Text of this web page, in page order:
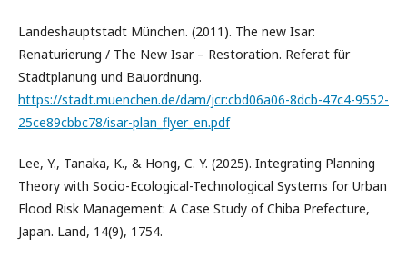
Landeshauptstadt München. (2011). The new Isar:
Renaturierung / The New Isar – Restoration. Referat für
Stadtplanung und Bauordnung.
https://stadt.muenchen.de/dam/jcr:cbd06a06-8dcb-47c4-9552-
25ce89cbbc78/isar-plan_flyer_en.pdf
Lee, Y., Tanaka, K., & Hong, C. Y. (2025). Integrating Planning
Theory with Socio-Ecological-Technological Systems for Urban
Flood Risk Management: A Case Study of Chiba Prefecture,
Japan. Land, 14(9), 1754.